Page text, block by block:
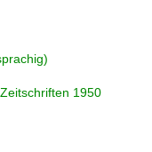
1950